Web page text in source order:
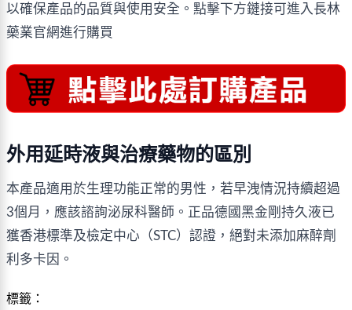
以確保產品的品質與使用安全。點擊下方鏈接可進入長林
藥業官網進行購買
外用延時液與治療藥物的區別
本產品適用於生理功能正常的男性，若早洩情況持續超過
3個月，應該諮詢泌尿科醫師。正品德國黑金剛持久液已
獲香港標準及檢定中心（STC）認證，絕對未添加麻醉劑
利多卡因。
標籤：